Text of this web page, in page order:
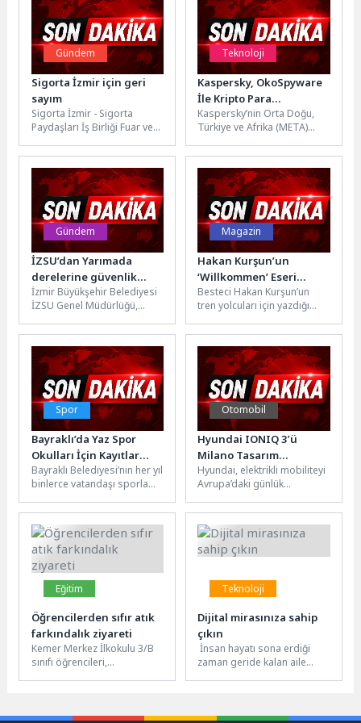
Gündem
Sigorta İzmir için geri
sayım
Sigorta İzmir - Sigorta
Paydaşları İş Birliği Fuar ve
tarihlerinde Fuar...
Teknoloji
Kaspersky, OkoSpyware
İle Kripto Para
Kullanıcılarını Hedef
Alan Yeni Kötü Amaçlı
Yazılım İskeletini Deşifre
Kaspersky’nin Orta Doğu,
Türkiye ve Afrika (META)
Güvenlik Hafta sonu
etkinliğinde,...
Gündem
İZSU’dan Yarımada
derelerine güvenlik
seferberliği
İzmir Büyükşehir Belediyesi
İZSU Genel Müdürlüğü,
güvenliğini artırmak ve çevre
düzenlemesi yapmak için...
Magazin
Hakan Kurşun’un
‘Willkommen’ Eseri
Hanau Tren
İstasyonu’ndaki
Kamusal Sanat
Besteci Hakan Kurşun’un
tren yolcuları için yazdığı
Wiedersehen isimli
parçaları, Hanau am...
Spor
Bayraklı’da Yaz Spor
Okulları İçin Kayıtlar
Başladı
Bayraklı Belediyesi’nin her yıl
binlerce vatandaşı sporla
okullarında yaz dönemi
kayıtları başladı. Çocuklar,...
Otomobil
Hyundai IONIQ 3’ü
Milano Tasarım
Haftası’nda Tanıttı.
Hyundai, elektrikli mobiliteyi
Avrupa’daki günlük
sezgisel ve konforlu hale
getirmek üzere geliştirilen...
Eğitim
Öğrencilerden sıfır atık
farkındalık ziyareti
Kemer Merkez İlkokulu 3/B
sınıfı öğrencileri,
Teknoloji
Dijital mirasınıza sahip
çıkın
İnsan hayatı sona erdiği
zaman geride kalan aile